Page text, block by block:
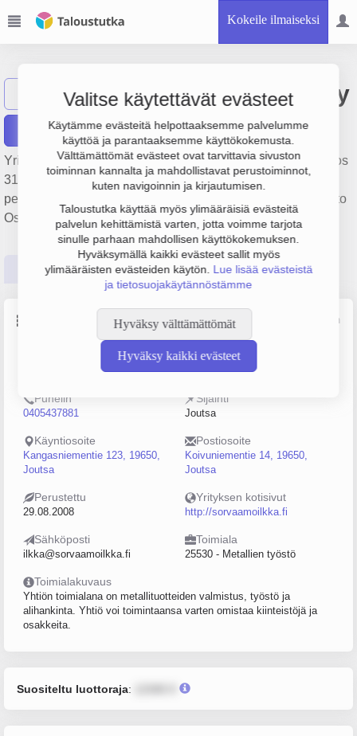
Kokeile ilmaiseksi
Valitse käytettävät evästeet
Käytämme evästeitä helpottaaksemme palvelumme
käyttöä ja parantaaksemme käyttökokemusta.
Välttämättömät evästeet ovat tarvittavia sivuston
toiminnan kannalta ja mahdollistavat perustoiminnot,
kuten navigoinnin ja kirjautumisen.
Taloustutka käyttää myös ylimääräisiä evästeitä
palvelun kehittämistä varten, jotta voimme tarjota
sinulle parhaan mahdollisen käyttökokemuksen.
Hyväksymällä kaikki evästeet sallit myös
ylimääräisten evästeiden käytön. Lue lisää evästeistä
ja tietosuojakäytännöstämme
Hyväksy välttämättömät
Hyväksy kaikki evästeet
Näytä haku SI Sorvaamo Ilkka Oy
Raportit
Yrityksen Sorvaamo Ilkka Oy liikevaihto on 331 000 € ja tulos
31 000 €. Sen päätoimiala on Metallien työstö,
perustamisvuosi 2008 ja sijainti Joutsa. Yrityksen yhtiömuoto
Osakeyhtiö (OY).
Perustiedot Tilinpäätösluvut Päättäjätiedot
Lähde: YTJ, PRH, Traficom
Henkilöstömäärä
0–4
Puhelin
0405437881
Sijainti
Joutsa
Käyntiosoite
Kangasniementie 123, 19650,
Joutsa
Postiosoite
Koivuniementie 14, 19650,
Joutsa
Perustettu
29.08.2008
Yrityksen kotisivut
http://sorvaamoilkka.fi
Sähköposti
ilkka@sorvaamoilkka.fi
Toimiala
25530 - Metallien työstö
Toimialakuvaus
Yhtiön toimialana on metallituotteiden valmistus, työstö ja
alihankinta. Yhtiö voi toimintaansa varten omistaa kiinteistöjä ja
osakkeita.
Suositeltu luottoraja: